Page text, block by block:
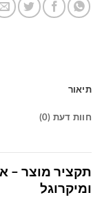
תיאור
חוות דעת (0)
תקציר מוצר –
ומיקרוגל